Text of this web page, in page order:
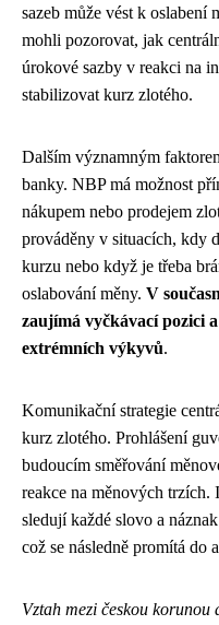
sazeb může vést k oslabení
mohli pozorovat, jak
úrokové sazby v reakci na
stabilizovat kurz zlotého.
Dalším významným
banky. NBP má možnost
nákupem nebo prodejem
prováděny v situacích, kdy
kurzu nebo když je třeba
oslabování měny. V
zaujímá vyčkávací pozici
extrémních výkyvů.
Komunikační strategie
kurz zlotého. Prohlášení
budoucím směřování
reakce na měnových
sledují každé slovo a
což se následně promítá do
Vztah mezi českou